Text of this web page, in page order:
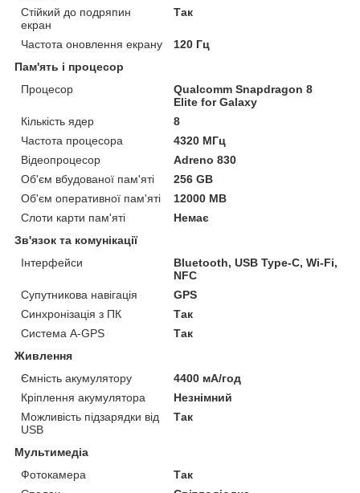
Стійкий до подряпин
екран
Так
Частота оновлення екрану
120 Гц
Пам'ять і процесор
Процесор
Qualcomm Snapdragon 8
Elite for Galaxy
Кількість ядер
8
Частота процесора
4320 МГц
Відеопроцесор
Adreno 830
Об'єм вбудованої пам'яті
256 GB
Об'єм оперативної пам'яті
12000 MB
Слоти карти пам'яті
Немає
Зв'язок та комунікації
Інтерфейси
Bluetooth, USB Type-C, Wi-Fi,
NFC
Супутникова навігація
GPS
Синхронізація з ПК
Так
Система A-GPS
Так
Живлення
Ємність акумулятору
4400 мА/год
Кріплення акумулятора
Незнімний
Можливість підзарядки від
USB
Так
Мультимедіа
Фотокамера
Так